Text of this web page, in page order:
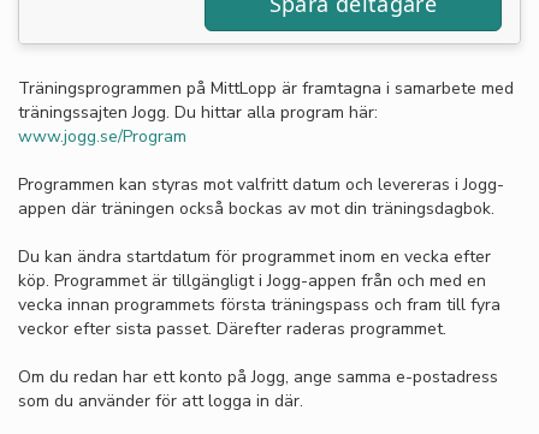
Träningsprogrammen på MittLopp är framtagna i samarbete med
träningssajten Jogg. Du hittar alla program här:
www.jogg.se/Program
Programmen kan styras mot valfritt datum och levereras i Jogg-
appen där träningen också bockas av mot din träningsdagbok.
Du kan ändra startdatum för programmet inom en vecka efter
köp. Programmet är tillgängligt i Jogg-appen från och med en
vecka innan programmets första träningspass och fram till fyra
veckor efter sista passet. Därefter raderas programmet.
Om du redan har ett konto på Jogg, ange samma e-postadress
som du använder för att logga in där.